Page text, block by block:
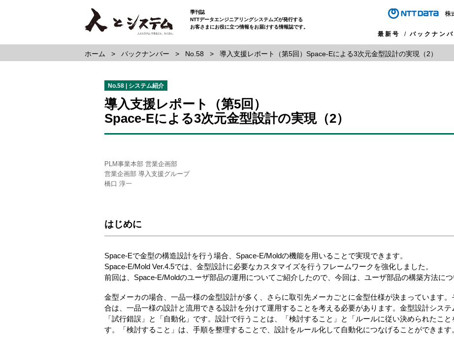
季刊誌
NTTデータエンジニアリングシステムズが発行する
お客さまにお役に立つ情報をお届けする情報誌です。
最新号 バックナンバ
ホーム バックナンバー No.58 導入支援レポート（第5回）Space-Eによる3次元金型設計の実現（2）
No.58 | システム紹介
導入支援レポート（第5回）
Space-Eによる3次元金型設計の実現（2）
PLM事業本部 営業企画部
営業企画部 導入支援グループ
橋口 淳一
はじめに
Space-Eで金型の構造設計を行う場合、Space-E/Moldの機能を用いることで実現できます。
Space-E/Mold Ver.4.5では、金型設計に必要なカスタマイズを行うフレームワークを強化しました。
前回は、Space-E/Moldのユーザ部品の運用についてご紹介したので、今回は、ユーザ部品の構築方法につ
金型メーカの場合、一品一様の金型設計が多く、さらに取引先メーカごとに金型仕様が決まっています
合は、一品一様の設計と流用できる設計を分けて運用することを考える必要があります。金型設計システ
「試行錯誤」と「自動化」です。設計で行うことは、「検討すること」と「ルールに従い決められたこ
す。「検討すること」は、手順を整理することで、設計をルール化して自動化につなげることができます